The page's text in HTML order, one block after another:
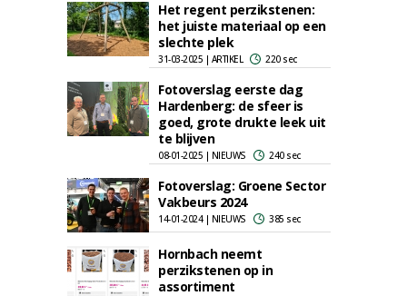
Het regent perzikstenen:
het juiste materiaal op een
slechte plek
31-03-2025 | ARTIKEL 220 sec
Fotoverslag eerste dag
Hardenberg: de sfeer is
goed, grote drukte leek uit
te blijven
08-01-2025 | NIEUWS 240 sec
Fotoverslag: Groene Sector
Vakbeurs 2024
14-01-2024 | NIEUWS 385 sec
Hornbach neemt
perzikstenen op in
assortiment